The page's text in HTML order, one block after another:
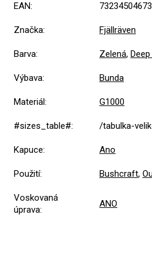
EAN:
Značka: Fjällräven
Barva: Zelená,
Výbava: Bunda
Materiál: G1000
#sizes_table#: /tabulka-
Kapuce: Ano
Použití: Bushcraft,
Voskovaná
úprava:
ANO